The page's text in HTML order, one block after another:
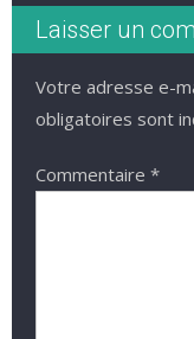
Laisser un
Votre adresse e-
obligatoires sont
Commentaire *